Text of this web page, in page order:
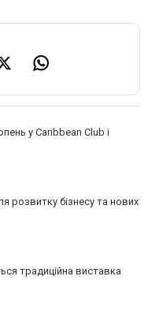
у Caribbean Club і
розвитку бізнесу та нових
традиційна виставка